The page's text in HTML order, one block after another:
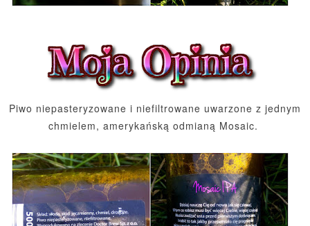
Piwo niepasteryzowane i niefiltrowane uwarzone z jednym
chmielem, amerykańską odmianą Mosaic.